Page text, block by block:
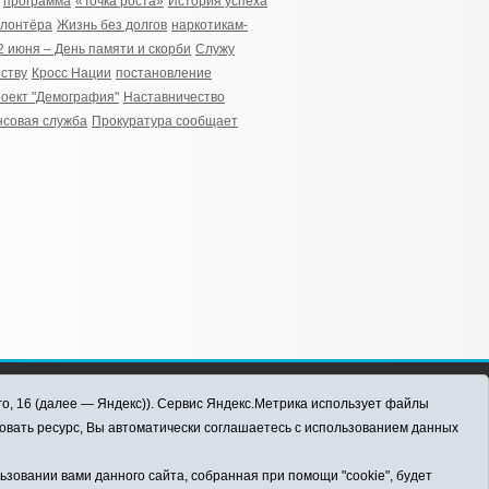
Жизнь без долгов наркотикам-
июня – День памяти и скорби Служу
Кросс Нации постановление
"Демография" Наставничество
служба Прокуратура сообщает
16 (далее — Яндекс)). Сервис Яндекс.Метрика использует файлы
ресурс, Вы автоматически соглашаетесь с использованием данных
вами данного сайта, собранная при помощи "cookie", будет